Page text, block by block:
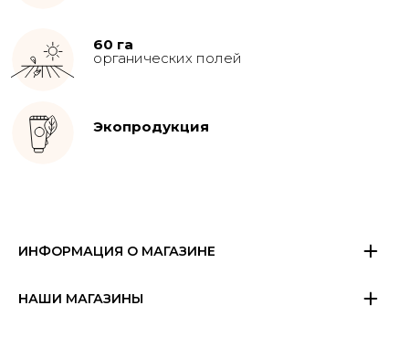
60 га
органических полей
Экопродукция
ИНФОРМАЦИЯ О МАГАЗИНЕ
НАШИ МАГАЗИНЫ